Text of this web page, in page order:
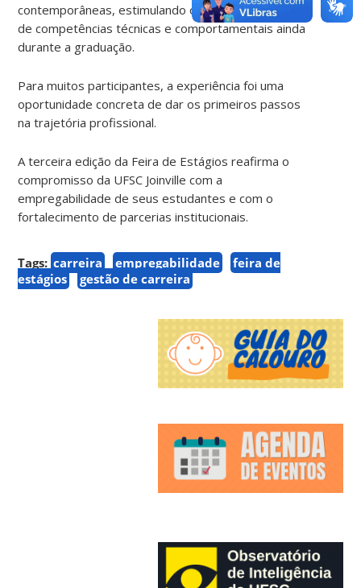
contemporâneas, estimulando o desenvolvimento
de competências técnicas e comportamentais ainda
durante a graduação.
Para muitos participantes, a experiência foi uma
oportunidade concreta de dar os primeiros passos
na trajetória profissional.
A terceira edição da Feira de Estágios reafirma o
compromisso da UFSC Joinville com a
empregabilidade de seus estudantes e com o
fortalecimento de parcerias institucionais.
Tags: carreira empregabilidade
feira de
estágios
gestão de carreira